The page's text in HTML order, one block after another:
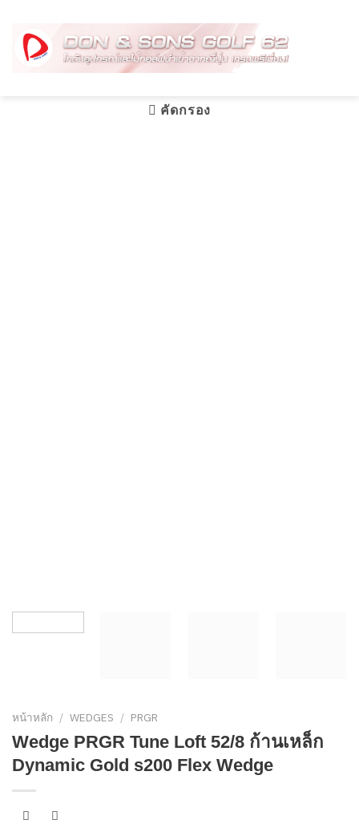
content
คัดกรอง
หน้าหลัก / WEDGES / PRGR
Wedge PRGR Tune Loft 52/8 ก้านเหล็ก
Dynamic Gold s200 Flex Wedge